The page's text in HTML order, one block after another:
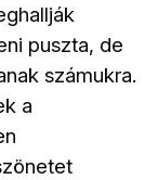
puszta, de
számukra.
a